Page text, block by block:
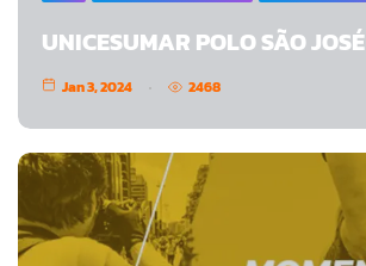
UNICESUMAR POLO SÃO JOSÉ
Jan 3, 2024 2468